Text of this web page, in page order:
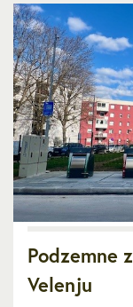
Podzemne
Velenju